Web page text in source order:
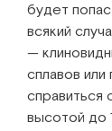
будет
всякий
—
сплавов
справиться
высотой до